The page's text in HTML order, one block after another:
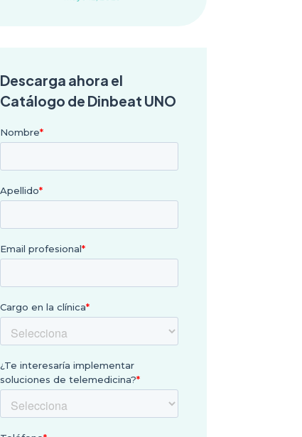
Descarga ahora el
Catálogo de Dinbeat UNO